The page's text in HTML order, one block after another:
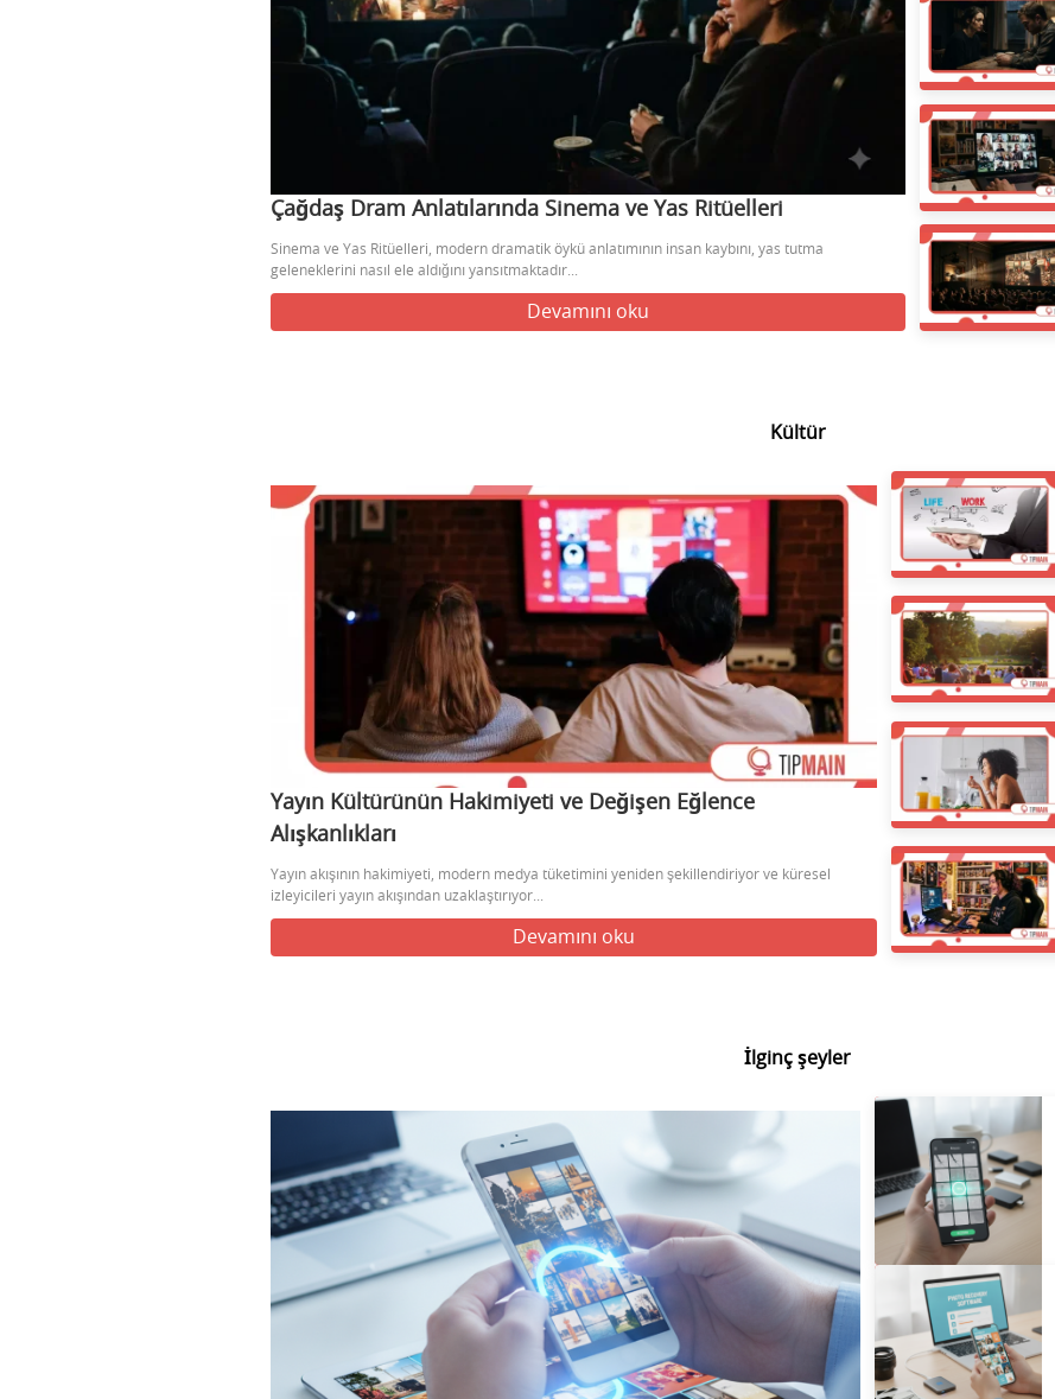
Çağdaş Dram Anlatılarında Sinema ve Yas Ritüelleri
Sinema ve Yas Ritüelleri, modern dramatik öykü anlatımının insan kaybını, yas tutma
geleneklerini nasıl ele aldığını yansıtmaktadır...
Devamını oku
Kültür
Yayın Kültürünün Hakimiyeti ve Değişen Eğlence
Alışkanlıkları
Yayın akışının hakimiyeti, modern medya tüketimini yeniden şekillendiriyor ve küresel
izleyicileri yayın akışından uzaklaştırıyor...
Devamını oku
İlginç şeyler